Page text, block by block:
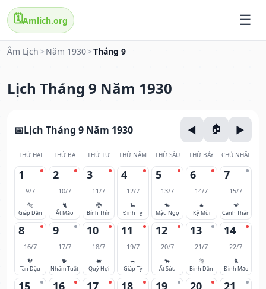
🗓️Amlich.org
Âm Lịch > Năm 1930>Tháng 9
Lịch Tháng 9 Năm 1930
Lịch Tháng 9 Năm 1930
THỨ HAI THỨ BA THỨ TƯ THỨ NĂM THỨ SÁU THỨ BẢY CHỦ NHẬT
1
9/7
🐅
Giáp Dần
2
10/7
🐈
Ất Mão
3
11/7
🐉
Bính Thìn
4
12/7
🐍
Đinh Tỵ
5
13/7
🐎
Mậu Ngọ
6
14/7
🐐
Kỷ Mùi
7
15/7
🐒
Canh Thân
8
16/7
🐓
Tân Dậu
9
17/7
🐕
Nhâm Tuất
10
18/7
🐖
Quý Hợi
11
19/7
🐀
Giáp Tý
12
20/7
🐂
Ất Sửu
13
21/7
🐅
Bính Dần
14
22/7
🐈
Đinh Mão
15 16 17 18 19 20 21